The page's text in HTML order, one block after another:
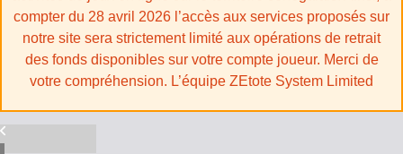
compter du 28 avril 2026 l’accès aux services proposés sur
notre site sera strictement limité aux opérations de retrait
des fonds disponibles sur votre compte joueur. Merci de
votre compréhension. L’équipe ZEtote System Limited